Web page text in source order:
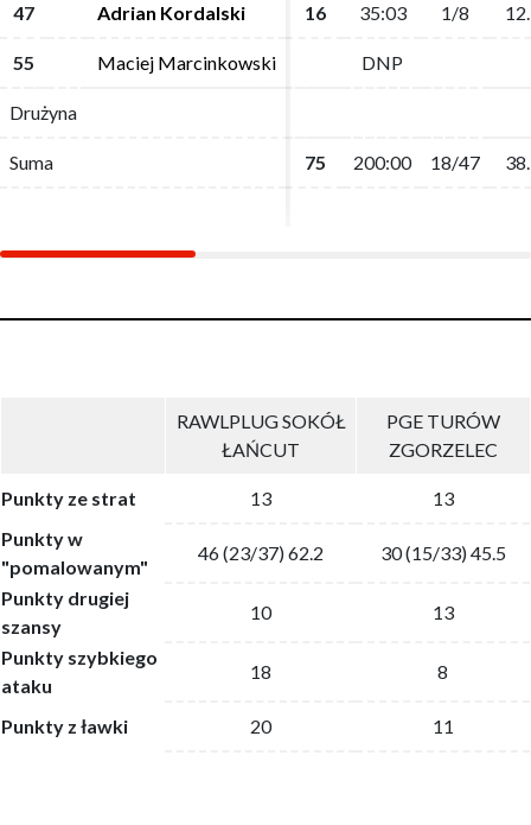
47 Adrian Kordalski 16 35:03 1/8
55 Maciej Marcinkowski DNP
Drużyna
Suma 75 200:00 18/47
47 Adrian Kordalski 16 35:03 1/8
55 Maciej Marcinkowski DNP
Drużyna
Suma 75 200:00 18/47
RAWLPLUG SOKÓŁ
ŁAŃCUT
PGE TURÓW
ZGORZELEC
Punkty ze strat 13
13
Punkty w
"pomalowanym"
46 (23/37) 62.2
30 (15/33) 45.5
Punkty drugiej
szansy
10
13
Punkty szybkiego
ataku
18 8
Punkty z ławki 20 11